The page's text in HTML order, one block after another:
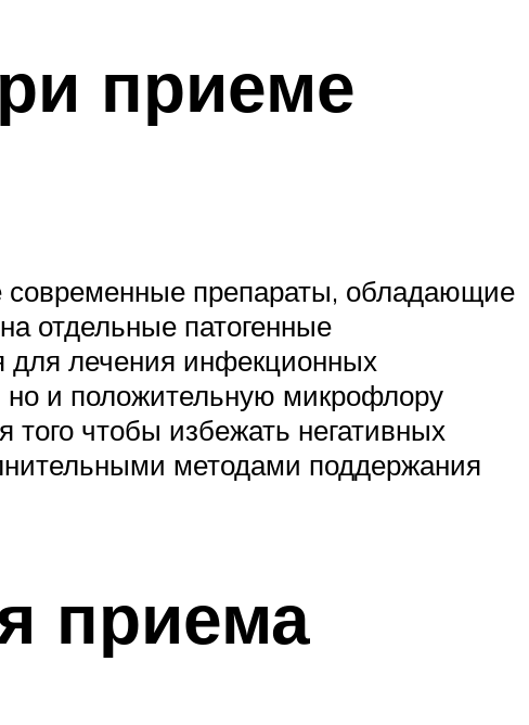
приеме
современные препараты, обладающие
отдельные патогенные
для лечения инфекционных
но и положительную микрофлору
того чтобы избежать негативных
методами поддержания
приема